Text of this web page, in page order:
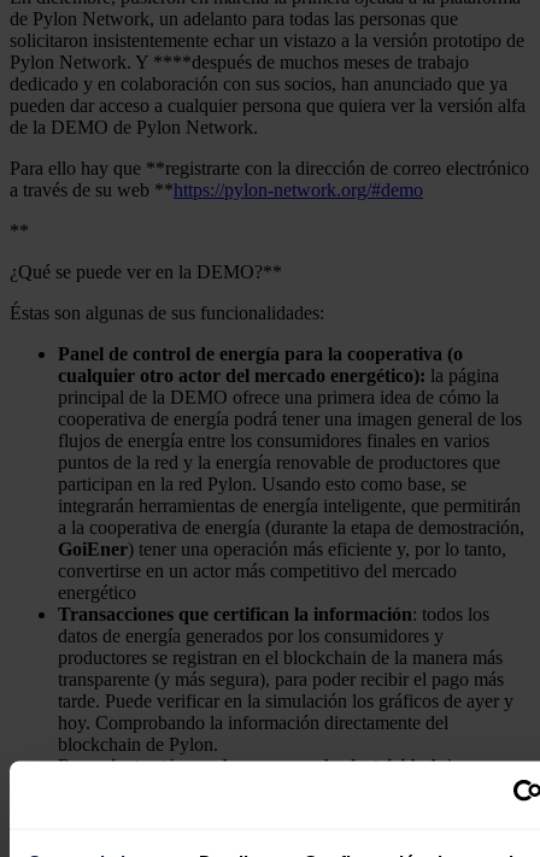
de Pylon Network, un adelanto para todas las personas que
solicitaron insistentemente echar un vistazo a la versión prototipo de
Pylon Network. Y ****después de muchos meses de trabajo
dedicado y en colaboración con sus socios, han anunciado que ya
pueden dar acceso a cualquier persona que quiera ver la versión alfa
de la DEMO de Pylon Network.
Para ello hay que **registrarte con la dirección de correo electrónico
a través de su web **https://pylon-network.org/#demo
**
¿Qué se puede ver en la DEMO?**
Éstas son algunas de sus funcionalidades:
Panel de control de energía para la cooperativa (o
cualquier otro actor del mercado energético): la página
principal de la DEMO ofrece una primera idea de cómo la
cooperativa de energía podrá tener una imagen general de los
flujos de energía entre los consumidores finales en varios
puntos de la red y la energía renovable de productores que
participan en la red Pylon. Usando esto como base, se
integrarán herramientas de energía inteligente, que permitirán
a la cooperativa de energía (durante la etapa de demostración,
GoiEner) tener una operación más eficiente y, por lo tanto,
convertirse en un actor más competitivo del mercado
energético
Transacciones que certifican la información: todos los
datos de energía generados por los consumidores y
productores se registran en el blockchain de la manera más
transparente (y más segura), para poder recibir el pago más
tarde. Puede verificar en la simulación los gráficos de ayer y
hoy. Comprobando la información directamente del
blockchain de Pylon.
Pagos instantáneos de consumo de electricidad:los
trata de un código totalmente flexible, desarrollado para las